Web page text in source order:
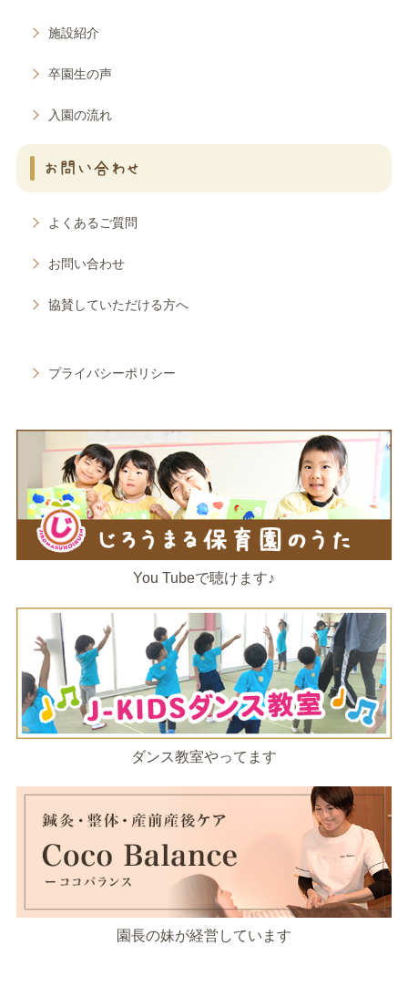
施設紹介
卒園生の声
入園の流れ
お問い合わせ
よくあるご質問
お問い合わせ
協賛していただける方へ
プライバシーポリシー
You Tubeで聴けます♪
ダンス教室やってます
園長の妹が経営しています